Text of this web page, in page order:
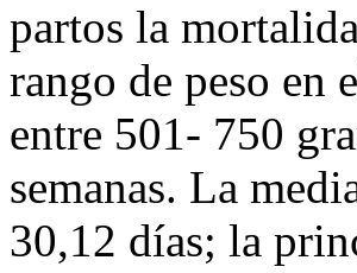
partos la
rango de peso en
entre 501- 750
semanas. La
30,12 días; la